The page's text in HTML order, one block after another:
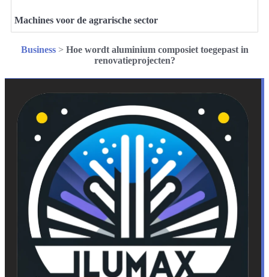
Machines voor de agrarische sector
Business> Hoe wordt aluminium composiet toegepast in
renovatieprojecten?